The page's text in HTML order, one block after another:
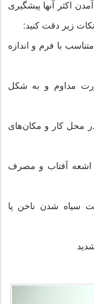
اکثر آنها پیشگیری
زیر دقت کنید:
با فرم و اندازه
مداوم و به شکل
محل کار و مکان‌های
اشعه آفتاب و مصرف
سیاه شدن ناخن پا